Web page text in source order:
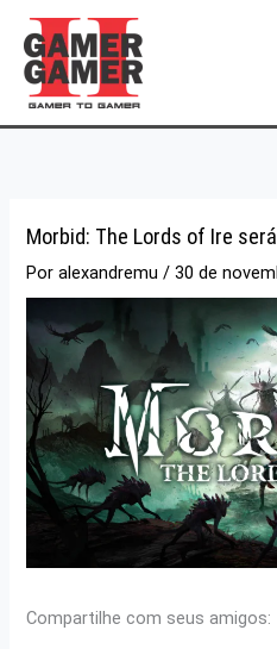
para
conteúdo
Morbid: The Lords of Ire
Poralexandremu/30 de
Compartilhe com seus amigos: